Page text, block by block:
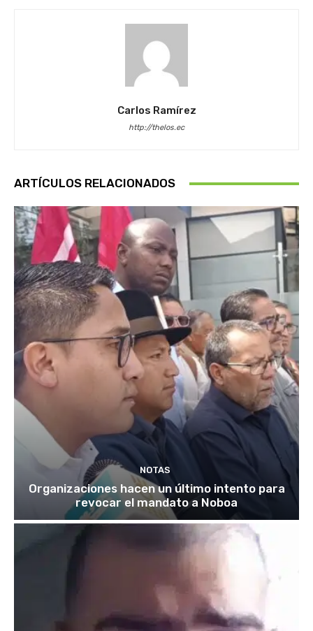
Carlos Ramírez
http://thelos.ec
ARTÍCULOS RELACIONADOS
NOTAS
Organizaciones hacen un último intento para
revocar el mandato a Noboa